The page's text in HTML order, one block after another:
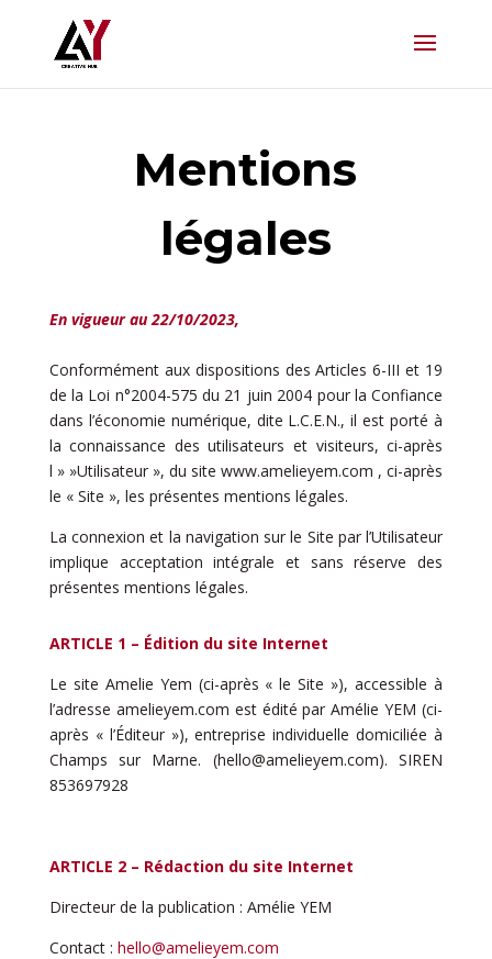
Mentions
légales
En vigueur au 22/10/2023,
Conformément aux dispositions des Articles 6-III et 19
de la Loi n°2004-575 du 21 juin 2004 pour la Confiance
dans l’économie numérique, dite L.C.E.N., il est porté à
la connaissance des utilisateurs et visiteurs, ci-après
l » »Utilisateur », du site www.amelieyem.com , ci-après
le « Site », les présentes mentions légales.
La connexion et la navigation sur le Site par l’Utilisateur
implique acceptation intégrale et sans réserve des
présentes mentions légales.
ARTICLE 1 – Édition du site Internet
Le site Amelie Yem (ci-après « le Site »), accessible à
l’adresse amelieyem.com est édité par Amélie YEM (ci-
après « l’Éditeur »), entreprise individuelle domiciliée à
Champs sur Marne. (hello@amelieyem.com).SIREN
853697928
ARTICLE 2 – Rédaction du site Internet
Directeur de la publication : Amélie YEM
Contact : hello@amelieyem.com